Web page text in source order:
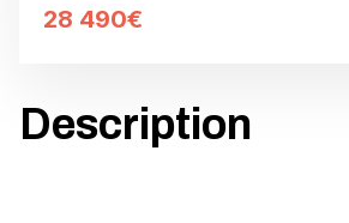
28 490€
Description